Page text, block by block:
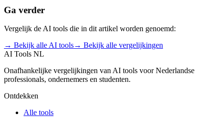
Ga verder
Vergelijk de AI tools die in dit artikel worden genoemd:
→ Bekijk alle AI tools→ Bekijk alle vergelijkingen
AI Tools NL
Onafhankelijke vergelijkingen van AI tools voor Nederlandse
professionals, ondernemers en studenten.
Ontdekken
Alle tools